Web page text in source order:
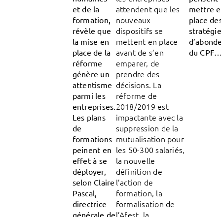
et de la
formation,
révèle que
la mise en
place de la
réforme
génère un
attentisme
parmi les
entreprises.
Les plans
de
formations
peinent en
effet à se
déployer,
selon Claire
Pascal,
directrice
générale de
attendent que les
nouveaux
dispositifs se
mettent en place
avant de s’en
emparer, de
prendre des
décisions. La
réforme de
2018/2019 est
impactante avec la
suppression de la
mutualisation pour
les 50-300 salariés,
la nouvelle
définition de
l’action de
formation, la
formalisation de
l’Afest, la
mettre
place
du